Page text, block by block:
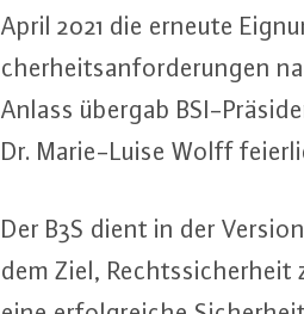
April 2021 die erneute
cher­heits­an­for­de­run­gen
Anlass übergab BSI-
Dr. Ma­rie-Lui­se Wolff
Der B3S dient in der
dem Ziel, Rechts­si­cher­heit